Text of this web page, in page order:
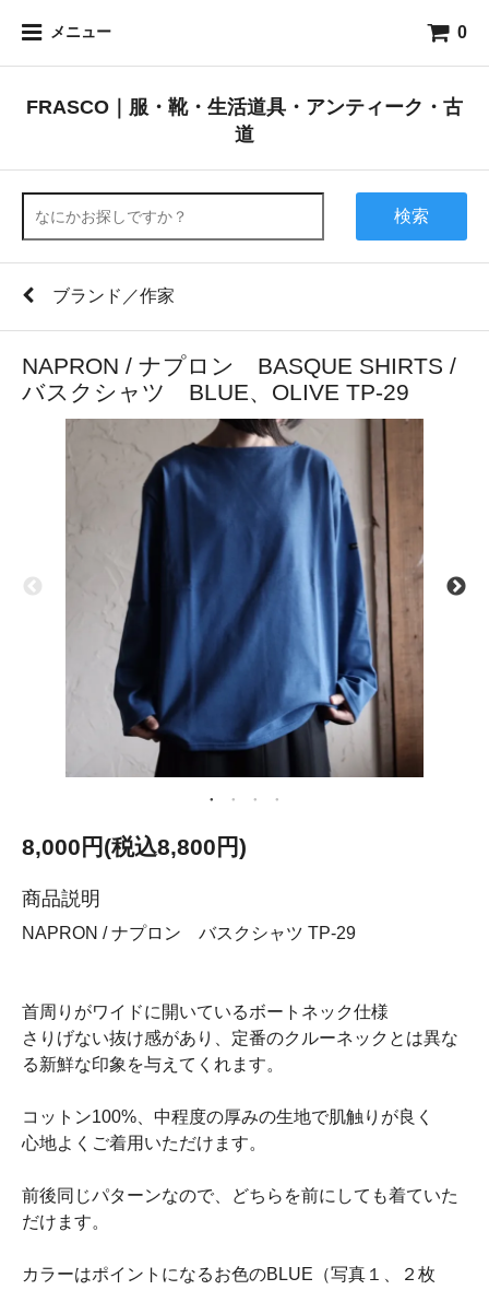
メニュー 0
FRASCO｜服・靴・生活道具・アンティーク・古
道
検索
ブランド／作家
NAPRON / ナプロン BASQUE SHIRTS /
バスクシャツ BLUE、OLIVE TP-29
8,000円(税込8,800円)
商品説明
NAPRON / ナプロン バスクシャツ TP-29
首周りがワイドに開いているボートネック仕様
さりげない抜け感があり、定番のクルーネックとは異な
る新鮮な印象を与えてくれます。
コットン100%、中程度の厚みの生地で肌触りが良く
心地よくご着用いただけます。
前後同じパターンなので、どちらを前にしても着ていた
だけます。
カラーはポイントになるお色のBLUE（写真１、２枚